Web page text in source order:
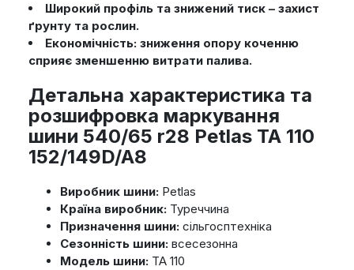
Широкий профіль та знижений тиск – захист
ґрунту та рослин.
Економічність: зниження опору коченню
сприяє зменшенню витрати палива.
Детальна характеристика та
розшифровка маркування
шини 540/65 r28 Petlas TA 110
152/149D/A8
Виробник шини:Petlas
Країна виробник:Туреччина
Призначення шини:сільгосптехніка
Сезонність шини:всесезонна
Модель шини:TA 110